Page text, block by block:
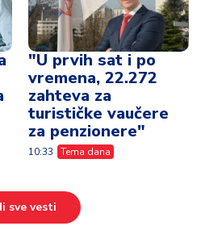
"U prvih sat i po
vremena, 22.272
zahteva za
turističke vaučere
za penzionere"
10:33 Tema dana
sve vesti